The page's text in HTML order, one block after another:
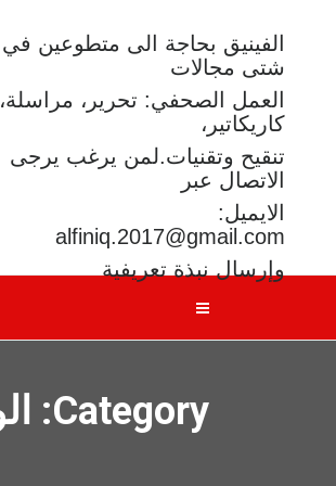
الفينيق بحاجة الى متطوعين في
شتى مجالات
العمل الصحفي: تحرير، مراسلة،
كاريكاتير،
تنقيح وتقنيات.لمن يرغب يرجى
الاتصال عبر
الايميل:
alfiniq.2017@gmail.com
وإرسال نبذة تعريفية
Category: الوطن السوري